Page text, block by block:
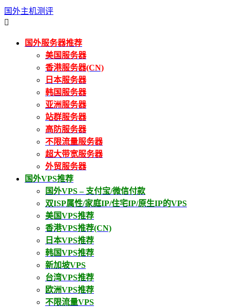
国外主机测评

国外服务器推荐
美国服务器
香港服务器(CN)
日本服务器
韩国服务器
亚洲服务器
站群服务器
高防服务器
不限流量服务器
超大带宽服务器
外贸服务器
国外VPS推荐
国外VPS – 支付宝/微信付款
双ISP属性/家庭IP/住宅IP/原生IP的VPS
美国VPS推荐
香港VPS推荐(CN)
日本VPS推荐
韩国VPS推荐
新加坡VPS
台湾VPS推荐
欧洲VPS推荐
不限流量VPS